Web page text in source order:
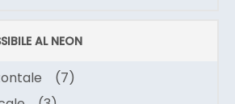
AL NEON
(7)